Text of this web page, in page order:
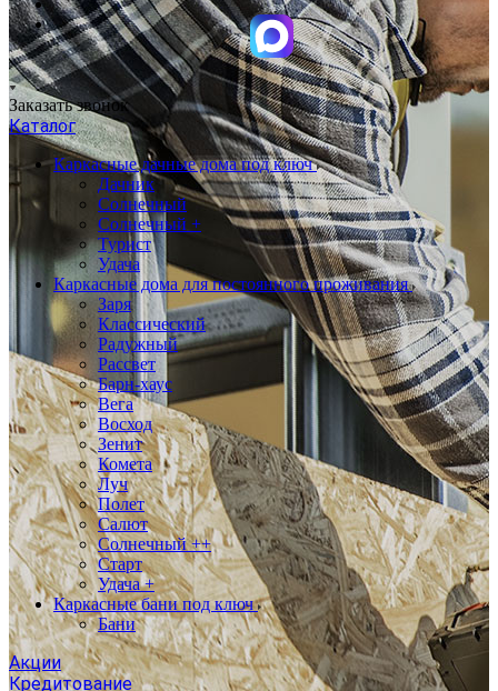
Заказать звонок
Каталог
Каркасные дачные дома под ключ
Дачник
Солнечный
Солнечный +
Турист
Удача
Каркасные дома для постоянного проживания
Заря
Классический
Радужный
Рассвет
Барн-хаус
Вега
Восход
Зенит
Комета
Луч
Полет
Салют
Солнечный ++
Старт
Удача +
Каркасные бани под ключ
Бани
Акции
Кредитование